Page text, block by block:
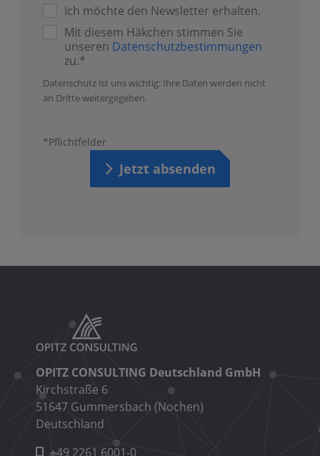
Ich möchte den Newsletter erhalten.
Mit diesem Häkchen stimmen Sie
unseren Datenschutzbestimmungen
zu.*
Datenschutz ist uns wichtig: Ihre Daten werden nicht
an Dritte weitergegeben.
*Pflichtfelder
Jetzt absenden
OPITZ CONSULTING Deutschland GmbH
Kirchstraße 6
51647 Gummersbach (Nochen)
Deutschland
+49 2261 6001-0